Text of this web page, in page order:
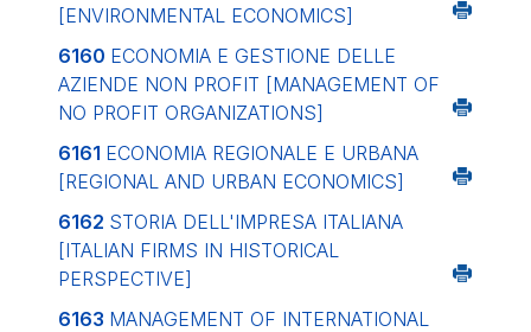
[ENVIRONMENTAL ECONOMICS]
6160 ECONOMIA E GESTIONE DELLE
AZIENDE NON PROFIT [MANAGEMENT OF
NO PROFIT ORGANIZATIONS]
6161 ECONOMIA REGIONALE E URBANA
[REGIONAL AND URBAN ECONOMICS]
6162 STORIA DELL'IMPRESA ITALIANA
[ITALIAN FIRMS IN HISTORICAL
PERSPECTIVE]
6163 MANAGEMENT OF INTERNATIONAL